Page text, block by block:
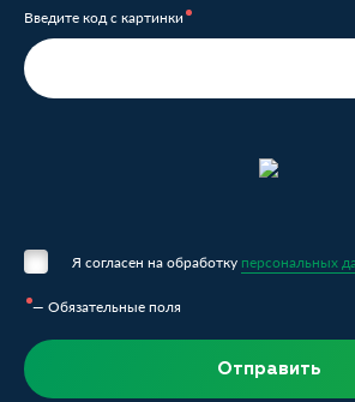
Введите код с картинки
Я согласен на обработку персональных
— Обязательные поля
Отправить